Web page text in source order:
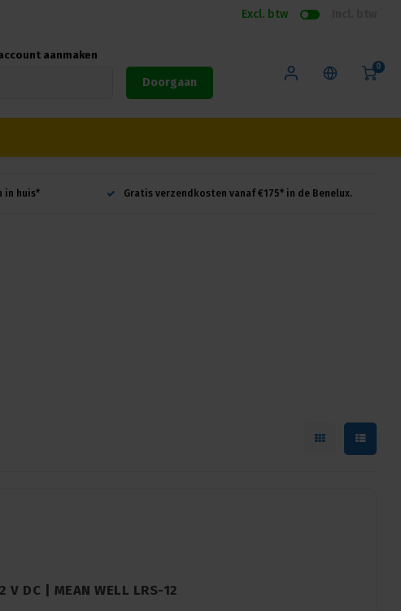
Excl. btw
aanmaken
Doorgaan
0
in huis* Gratis verzendkosten vanaf €175* in de Benelux.
DC | MEAN WELL LRS-12